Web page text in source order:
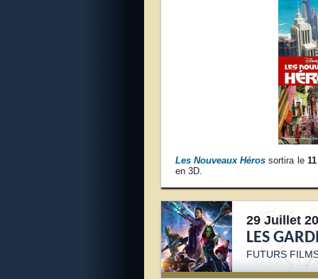
Les Nouveaux Héros sortira le
en 3D.
29 Juillet
LES
FUTURS